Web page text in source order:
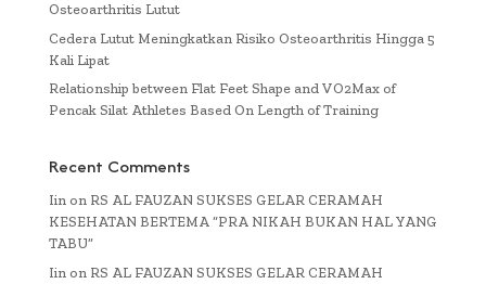
Osteoarthritis Lutut
Cedera Lutut Meningkatkan Risiko Osteoarthritis Hingga 5
Kali Lipat
Relationship between Flat Feet Shape and VO2Max of
Pencak Silat Athletes Based On Length of Training
Recent Comments
Iinon RS AL FAUZAN SUKSES GELAR CERAMAH
KESEHATAN BERTEMA “PRA NIKAH BUKAN HAL YANG
TABU”
Iin on RS AL FAUZAN SUKSES GELAR CERAMAH